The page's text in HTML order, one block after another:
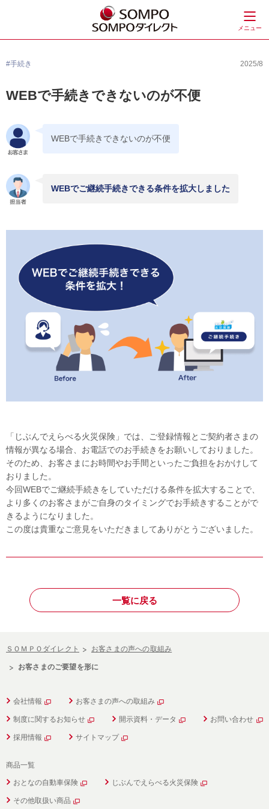
メニュー
#手続き 2025/8
WEBで手続きできないのが不便
WEBで手続きできないのが不便
WEBでご継続手続きできる条件を拡大しました
「じぶんでえらべる火災保険」では、ご登録情報とご契約者さまの
情報が異なる場合、お電話でのお手続きをお願いしておりました。
そのため、お客さまにお時間やお手間といったご負担をおかけして
おりました。
今回WEBでご継続手続きをしていただける条件を拡大することで、
より多くのお客さまがご自身のタイミングでお手続きすることがで
きるようになりました。
この度は貴重なご意見をいただきましてありがとうございました。
一覧に戻る
ＳＯＭＰＯダイレクト お客さまの声への取組み
お客さまのご要望を形に
会社情報 お客さまの声への取組み
制度に関するお知らせ 開示資料・データ お問い合わせ
採用情報 サイトマップ
商品一覧
おとなの自動車保険 じぶんでえらべる火災保険
その他取扱い商品